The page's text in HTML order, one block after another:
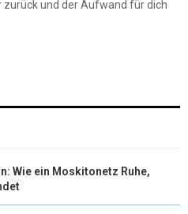
zurück und der Aufwand für dich
Wie ein Moskitonetz Ruhe,